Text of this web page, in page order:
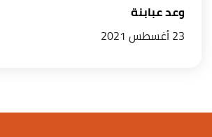
وعد عبابنة
23 أغسطس 2021